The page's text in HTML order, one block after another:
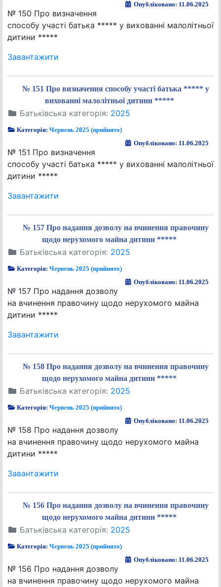
Опубліковано: 11.06.2025
№ 150 Про визначення
способу участі батька ***** у вихованні малолітньої
дитини *****
Завантажити
№ 151 Про визначення способу участі батька ***** у
вихованні малолітньої дитини *****
Батьківська категорія: 2025
Категорія:Червень 2025 (прийнято)
Опубліковано: 11.06.2025
№ 151 Про визначення
способу участі батька ***** у вихованні малолітньої
дитини *****
Завантажити
№ 157 Про надання дозволу на вчинення правочину
щодо нерухомого майна дитини *****
Батьківська категорія: 2025
Категорія:Червень 2025 (прийнято)
Опубліковано: 11.06.2025
№ 157 Про надання дозволу
на вчинення правочину щодо нерухомого майна
дитини *****
Завантажити
№ 158 Про надання дозволу на вчинення правочину
щодо нерухомого майна дитини *****
Батьківська категорія: 2025
Категорія:Червень 2025 (прийнято)
Опубліковано: 11.06.2025
№ 158 Про надання дозволу
на вчинення правочину щодо нерухомого майна
дитини *****
Завантажити
№ 156 Про надання дозволу на вчинення правочину
щодо нерухомого майна дитини *****
Батьківська категорія: 2025
Категорія:Червень 2025 (прийнято)
Опубліковано: 11.06.2025
№ 156 Про надання дозволу
на вчинення правочину щодо нерухомого майна